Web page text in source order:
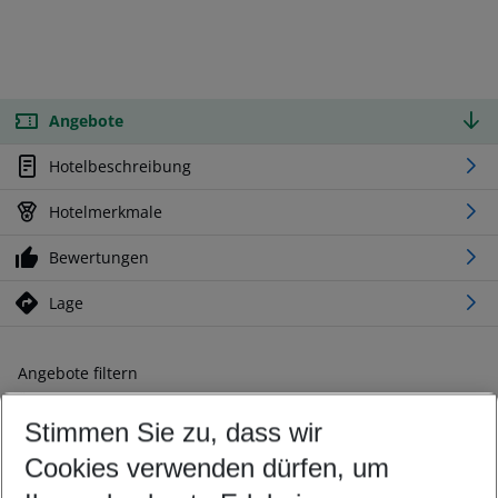
Angebote
Hotelbeschreibung
Hotelmerkmale
Bewertungen
Lage
Angebote filtern
Ändern Sie Ihre Kriterien nach Ihren Wünschen
Abflughafen wählen
Beliebiger Abflughafen
Stimmen Sie zu, dass wir
Cookies verwenden dürfen, um